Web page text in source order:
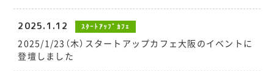
2025.1.12 ｽﾀｰﾄｱｯﾌﾟｶﾌｪ
2025/1/23（木）スタートアップカフェ大阪のイベントに
登壇しました